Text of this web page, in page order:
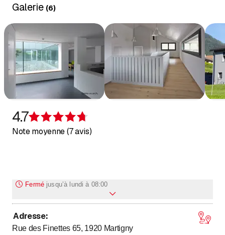
Galerie (6)
4.7
Note moyenne (7 avis)
Fermé jusqu’à lundi à 08:00
Lundi jusqu’à
30
jusqu’à
Adresse:
Rue des Finettes 65, 1920 Martigny